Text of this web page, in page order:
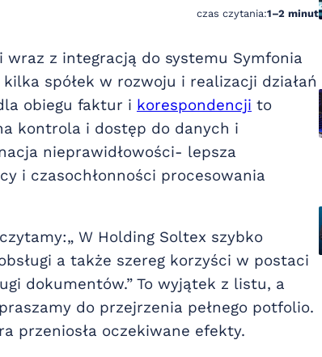
czas czytania:1–2 minut
z integracją do systemu Symfonia
spółek w rozwoju i realizacji działań
obiegu faktur i korespondencji to
kontrola i dostęp do danych i
nieprawidłowości- lepsza
i czasochłonności procesowania
W Holding Soltex szybko
a także szereg korzyści w postaci
dokumentów.” To wyjątek z listu, a
do przejrzenia pełnego potfolio.
przeniosła oczekiwane efekty.